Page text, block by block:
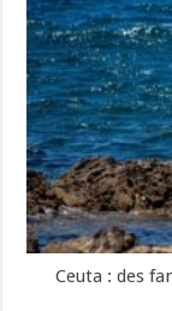
Ceuta : des